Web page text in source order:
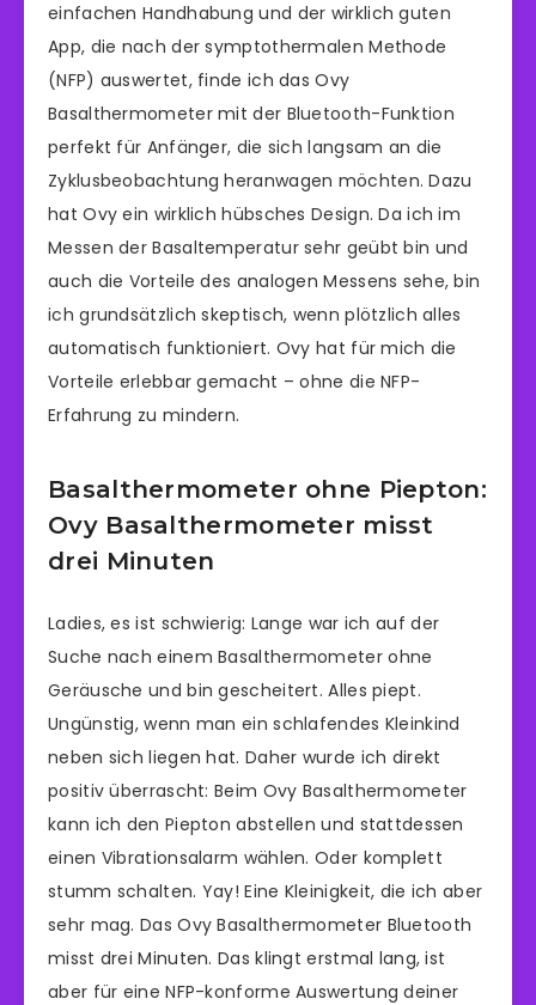
einfachen Handhabung und der wirklich guten
App, die nach der symptothermalen Methode
(NFP) auswertet, finde ich das Ovy
Basalthermometer mit der Bluetooth-Funktion
perfekt für Anfänger, die sich langsam an die
Zyklusbeobachtung heranwagen möchten. Dazu
hat Ovy ein wirklich hübsches Design. Da ich im
Messen der Basaltemperatur sehr geübt bin und
auch die Vorteile des analogen Messens sehe, bin
ich grundsätzlich skeptisch, wenn plötzlich alles
automatisch funktioniert. Ovy hat für mich die
Vorteile erlebbar gemacht – ohne die NFP-
Erfahrung zu mindern.
Basalthermometer ohne Piepton:
Ovy Basalthermometer misst
drei Minuten
Ladies, es ist schwierig: Lange war ich auf der
Suche nach einem Basalthermometer ohne
Geräusche und bin gescheitert. Alles piept.
Ungünstig, wenn man ein schlafendes Kleinkind
neben sich liegen hat. Daher wurde ich direkt
positiv überrascht: Beim Ovy Basalthermometer
kann ich den Piepton abstellen und stattdessen
einen Vibrationsalarm wählen. Oder komplett
stumm schalten. Yay! Eine Kleinigkeit, die ich aber
sehr mag. Das Ovy Basalthermometer Bluetooth
misst drei Minuten. Das klingt erstmal lang, ist
aber für eine NFP-konforme Auswertung deiner